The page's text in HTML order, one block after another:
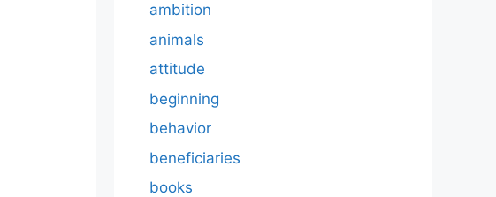
ambition
animals
attitude
beginning
behavior
beneficiaries
books